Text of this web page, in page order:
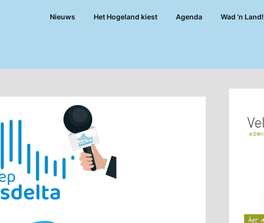
Nieuws Het Hogeland kiest Agenda Wad ’n Land!